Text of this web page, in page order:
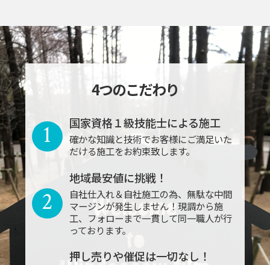
4つのこだわり
国家資格１級技能士による施工
確かな知識と技術でお客様にご満足いた
だける施工をお約束致します。
1
地域最安値に挑戦！
自社仕入れ＆自社施工の為、無駄な中間
マージンが発生しません！現調から施
工、フォローまで一貫して同一職人が行
っております。
2
押し売りや催促は一切なし！